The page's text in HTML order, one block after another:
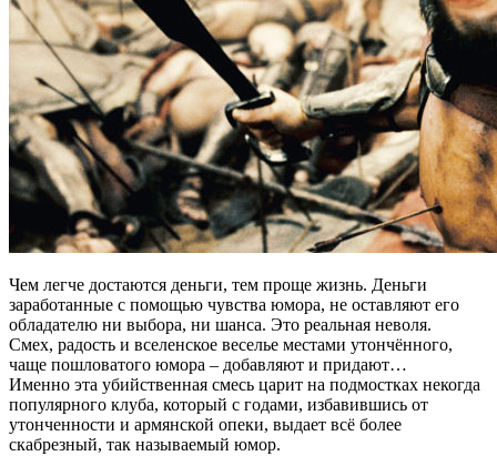
Чем легче достаются деньги, тем проще жизнь. Деньги
заработанные с помощью чувства юмора, не оставляют его
обладателю ни выбора, ни шанса. Это реальная неволя.
Смех, радость и вселенское веселье местами утончённого,
чаще пошловатого юмора – добавляют и придают…
Именно эта убийственная смесь царит на подмостках некогда
популярного клуба, который с годами, избавившись от
утонченности и армянской опеки, выдает всё более
скабрезный, так называемый юмор.